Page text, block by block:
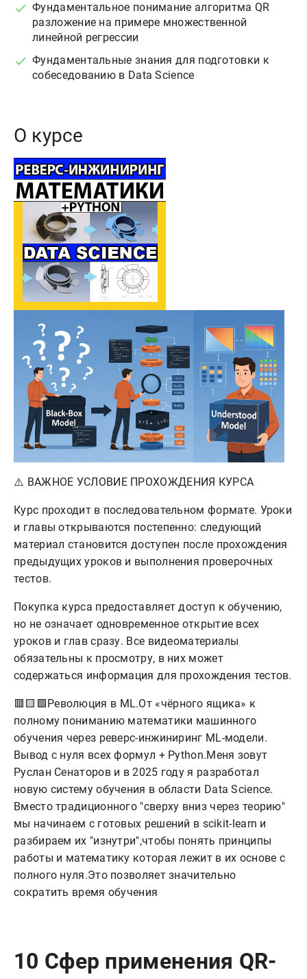
Фундаментальное понимание алгоритма QR
разложение на примере множественной
линейной регрессии
Фундаментальные знания для подготовки к
собеседованию в Data Science
О курсе
⚠️ ВАЖНОЕ УСЛОВИЕ ПРОХОЖДЕНИЯ КУРСА
Курс проходит в последовательном формате. Уроки
и главы открываются постепенно: следующий
материал становится доступен после прохождения
предыдущих уроков и выполнения проверочных
тестов.
Покупка курса предоставляет доступ к обучению,
но не означает одновременное открытие всех
уроков и глав сразу. Все видеоматериалы
обязательны к просмотру, в них может
содержаться информация для прохождения тестов.
🟥🟨🟩Революция в ML.От «чёрного ящика» к
полному пониманию математики машинного
обучения через реверс-инжиниринг ML-модели.
Вывод с нуля всех формул + Python.Меня зовут
Руслан Сенаторов и в 2025 году я разработал
новую систему обучения в области Data Science.
Вместо традиционного "сверху вниз через теорию"
мы начинаем с готовых решений в scikit-learn и
разбираем их "изнутри",чтобы понять принципы
работы и математику которая лежит в их основе с
полного нуля.Это позволяет значительно
сократить время обучения
10 Сфер применения QR-